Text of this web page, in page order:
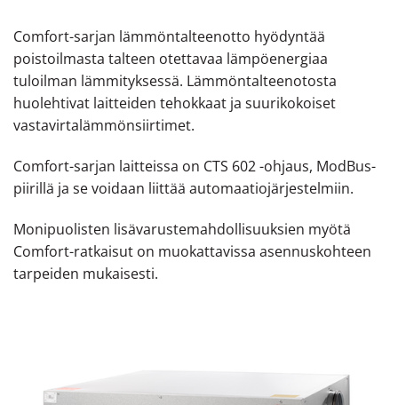
Comfort-sarjan lämmöntalteenotto hyödyntää
poistoilmasta talteen otettavaa lämpöenergiaa
tuloilman lämmityksessä. Lämmöntalteenotosta
huolehtivat laitteiden tehokkaat ja suurikokoiset
vastavirtalämmönsiirtimet.
Comfort-sarjan laitteissa on CTS 602 -ohjaus, ModBus-
piirillä ja se voidaan liittää automaatiojärjestelmiin.
Monipuolisten lisävarustemahdollisuuksien myötä
Comfort-ratkaisut on muokattavissa asennuskohteen
tarpeiden mukaisesti.